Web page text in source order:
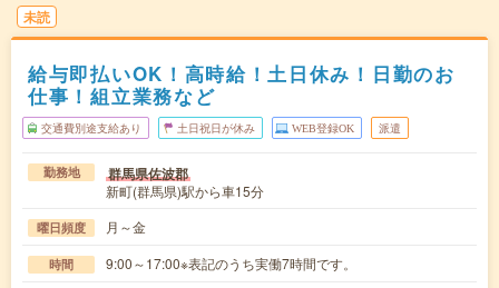
未読
給与即払いOK！高時給！土日休み！日勤のお
仕事！組立業務など
交通費別途支給あり 土日祝日が休み WEB登録OK 派遣
勤務地 群馬県佐波郡
新町(群馬県)駅から車15分
曜日頻度 月～金
時間 9:00～17:00※表記のうち実働7時間です。